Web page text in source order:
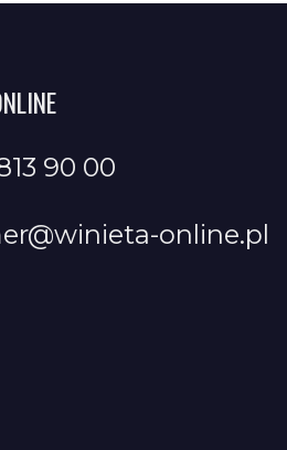
90 00
online.pl